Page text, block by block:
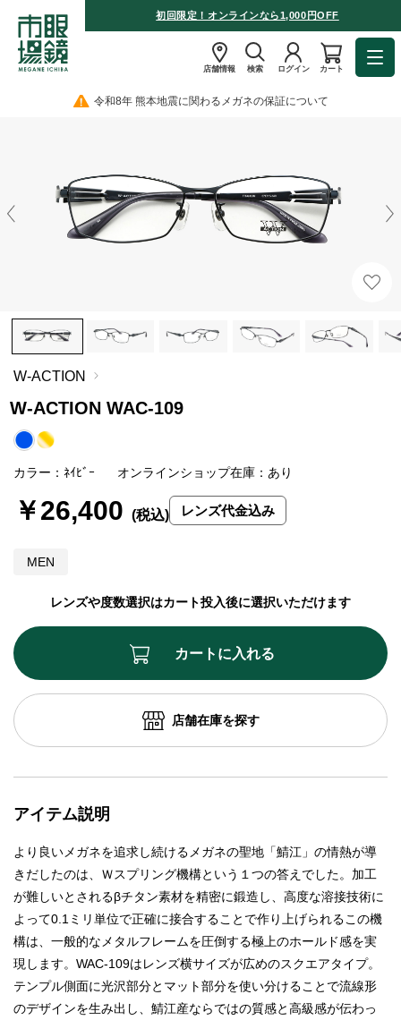
初回限定！オンラインなら1,000円OFF
店舗情報 検索 ログイン カート
令和8年 熊本地震に関わるメガネの保証について
W-ACTION
W-ACTION WAC-109
MEN
カラー：ﾈｲﾋﾞｰ オンラインショップ在庫：あり
レンズや度数選択はカート投入後に選択いただけます
￥26,400 レンズ代金込み
カートに入れる
店舗在庫を探す
アイテム説明
より良いメガネを追求し続けるメガネの聖地「鯖江」の情熱が導
きだしたのは、Ｗスプリング機構という１つの答えでした。加工
が難しいとされるβチタン素材を精密に鍛造し、高度な溶接技術に
よって0.1ミリ単位で正確に接合することで作り上げられるこの機
構は、一般的なメタルフレームを圧倒する極上のホールド感を実
現します。WAC-109はレンズ横サイズが広めのスクエアタイプ。
テンプル側面に光沢部分とマット部分を使い分けることで流線形
のデザインを生み出し、鯖江産ならではの質感と高級感が伝わっ